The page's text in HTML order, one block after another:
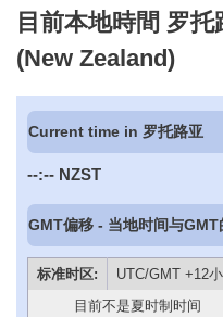
目前本地時間 罗
(New Zealand)
Current time in 罗托路亚
--:-- NZST
GMT偏移 - 当地时间与GMT
标准时区:
UTC/GMT +12
目前不是夏时制时间